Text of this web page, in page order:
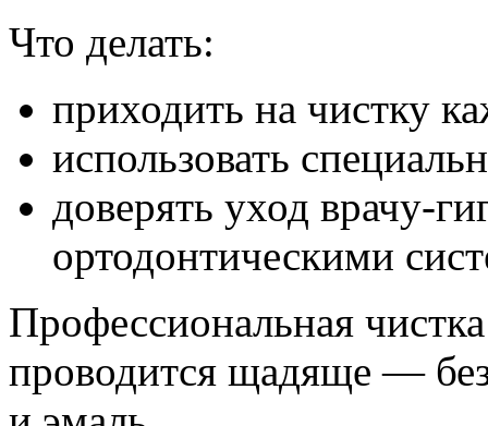
Что делать:
приходить на чистку
использовать
доверять уход врачу-
ортодонтическими
Профессиональная
проводится щадяще —